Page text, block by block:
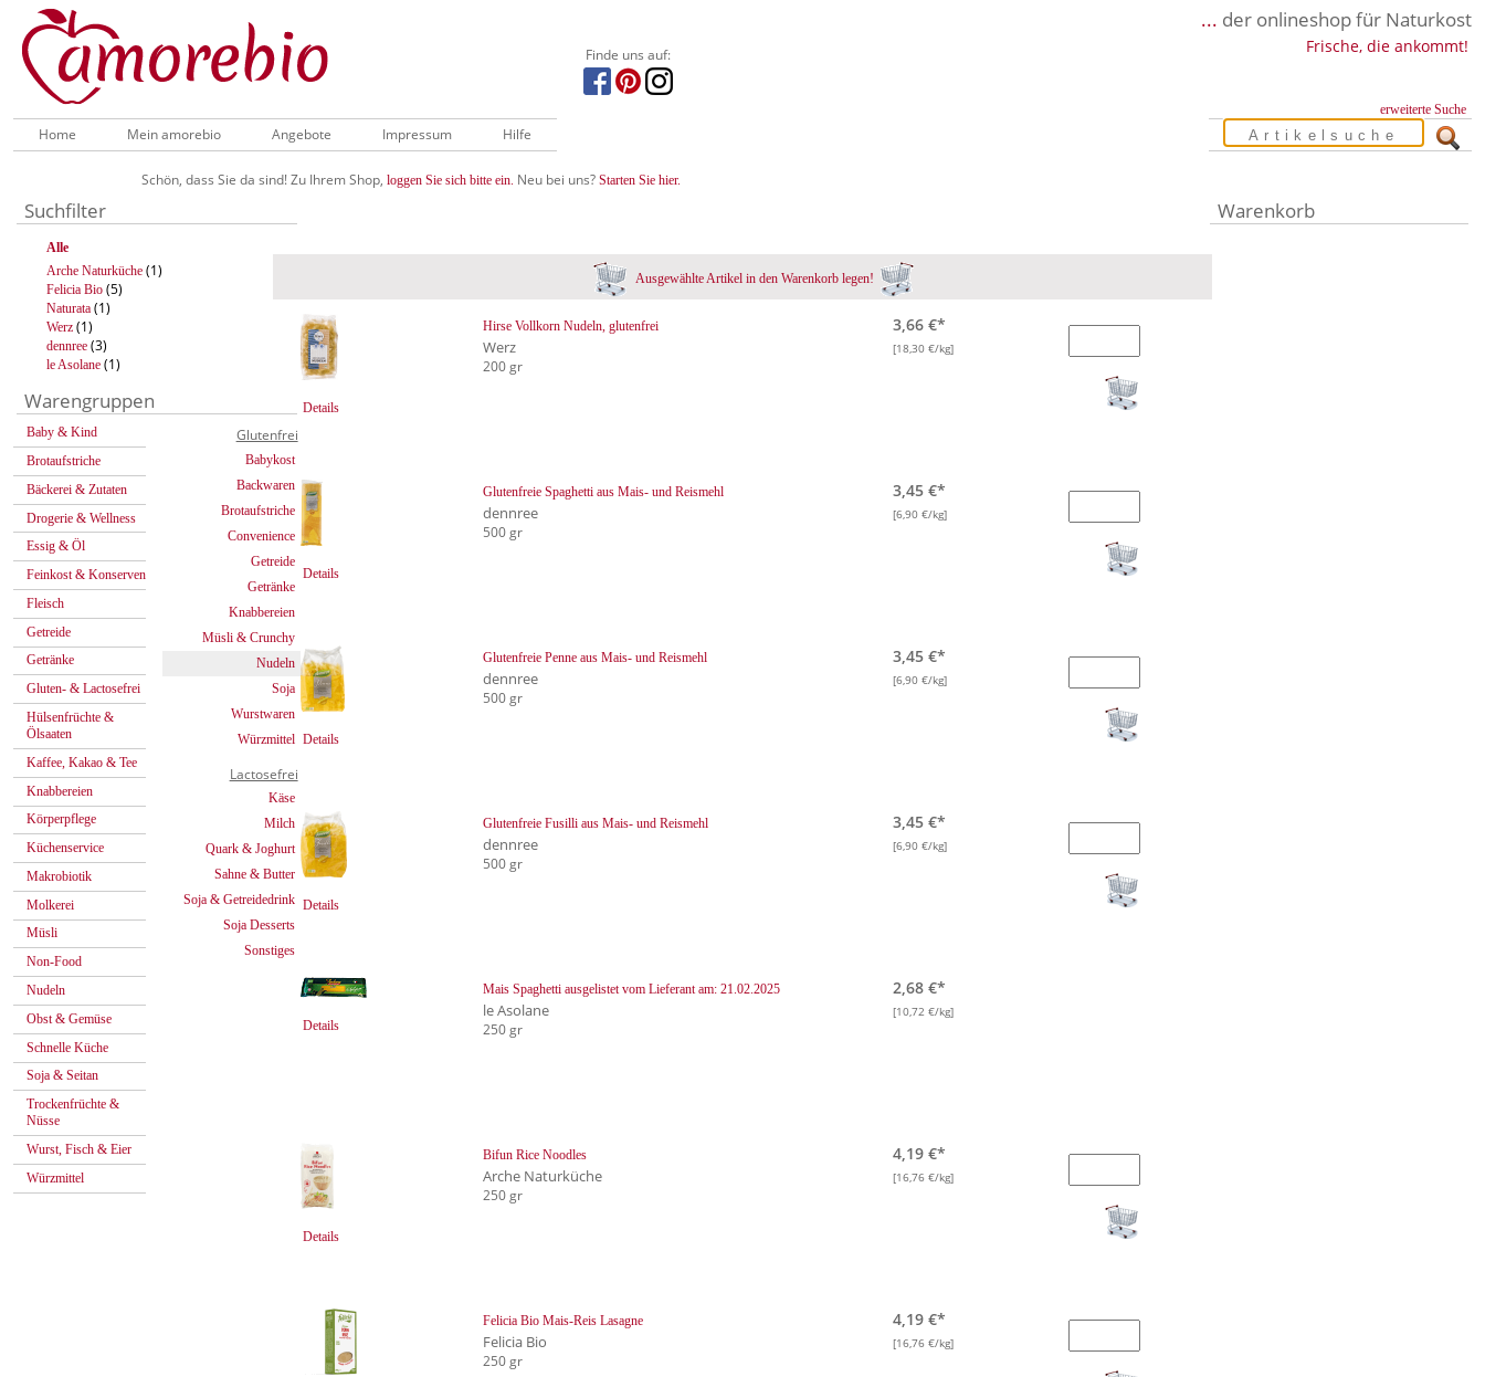
Finde uns auf:
... der onlineshop für Naturkost
Frische, die ankommt!
erweiterte Suche
Home Mein amorebio Angebote Impressum Hilfe
Schön, dass Sie da sind! Zu Ihrem Shop, loggen Sie sich bitte ein. Neu bei uns? Starten Sie hier.
Suchfilter
Alle
Arche Naturküche (1)
Felicia Bio (5)
Naturata (1)
Werz (1)
dennree (3)
le Asolane (1)
Warengruppen
Baby & Kind
Brotaufstriche
Bäckerei & Zutaten
Drogerie & Wellness
Essig & Öl
Feinkost & Konserven
Fleisch
Getreide
Getränke
Gluten- & Lactosefrei
Hülsenfrüchte &
Ölsaaten
Kaffee, Kakao & Tee
Knabbereien
Körperpflege
Küchenservice
Makrobiotik
Molkerei
Müsli
Non-Food
Nudeln
Obst & Gemüse
Schnelle Küche
Soja & Seitan
Trockenfrüchte &
Nüsse
Wurst, Fisch & Eier
Würzmittel
Glutenfrei
Babykost
Backwaren
Brotaufstriche
Convenience
Getreide
Getränke
Knabbereien
Müsli & Crunchy
Nudeln
Soja
Wurstwaren
Würzmittel
Lactosefrei
Käse
Milch
Quark & Joghurt
Sahne & Butter
Soja & Getreidedrink
Soja Desserts
Sonstiges
Warenkorb
Ausgewählte Artikel in den Warenkorb legen!
Details
Hirse Vollkorn Nudeln, glutenfrei
Werz
200 gr
3,66 €*
[18,30 €/kg]
Details
Glutenfreie Spaghetti aus Mais- und Reismehl
dennree
500 gr
3,45 €*
[6,90 €/kg]
Details
Glutenfreie Penne aus Mais- und Reismehl
dennree
500 gr
3,45 €*
[6,90 €/kg]
Details
Glutenfreie Fusilli aus Mais- und Reismehl
dennree
500 gr
3,45 €*
[6,90 €/kg]
Details
Mais Spaghetti ausgelistet vom Lieferant am: 21.02.2025
le Asolane
250 gr
2,68 €*
[10,72 €/kg]
Details
Bifun Rice Noodles
Arche Naturküche
250 gr
4,19 €*
[16,76 €/kg]
Felicia Bio Mais-Reis Lasagne
Felicia Bio
250 gr
4,19 €*
[16,76 €/kg]